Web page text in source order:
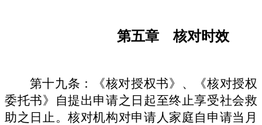
第五章 核对时效
第十九条：《核对授权书》、《核对授权
委托书》自提出申请之日起至终止享受社会救
助之日止。核对机构对申请人家庭自申请当月